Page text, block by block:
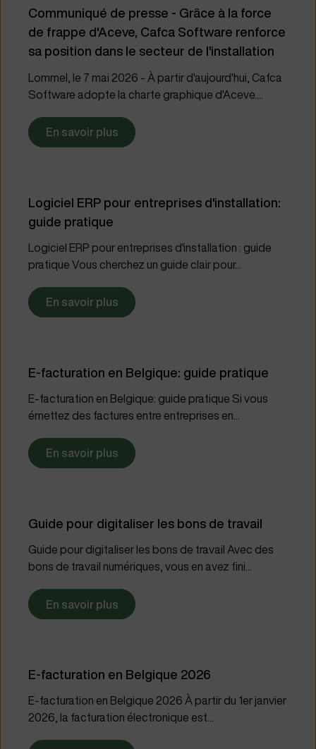
Communiqué de presse - Grâce à la force
de frappe d'Aceve, Cafca Software renforce
sa position dans le secteur de l'installation
Lommel, le 7 mai 2026 - À partir d'aujourd'hui, Cafca
Software adopte la charte graphique d'Aceve....
En savoir plus
Logiciel ERP pour entreprises d'installation:
guide pratique
Logiciel ERP pour entreprises d'installation : guide
pratique Vous cherchez un guide clair pour...
En savoir plus
E-facturation en Belgique: guide pratique
E-facturation en Belgique: guide pratique Si vous
émettez des factures entre entreprises en...
En savoir plus
Guide pour digitaliser les bons de travail
Guide pour digitaliser les bons de travail Avec des
bons de travail numériques, vous en avez fini...
En savoir plus
E-facturation en Belgique 2026
E-facturation en Belgique 2026 À partir du 1er janvier
2026, la facturation électronique est...